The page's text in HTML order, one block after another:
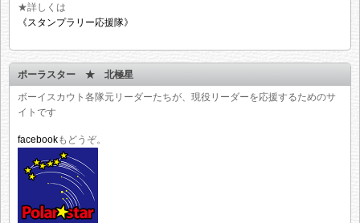
★詳しくは
《スタンプラリー応援隊》
ポーラスター ★ 北極星
ボーイスカウト各隊元リーダーたちが、現役リーダーを応援するためのサ
イトです
facebookもどうぞ。